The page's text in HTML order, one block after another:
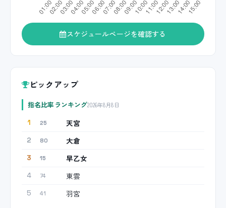
スケジュールページを確認する
ピックアップ
指名比率ランキング2026年8月8日
1 25 天宮
2 80 大倉
3 15 早乙女
4 74 東雲
5 41 羽宮